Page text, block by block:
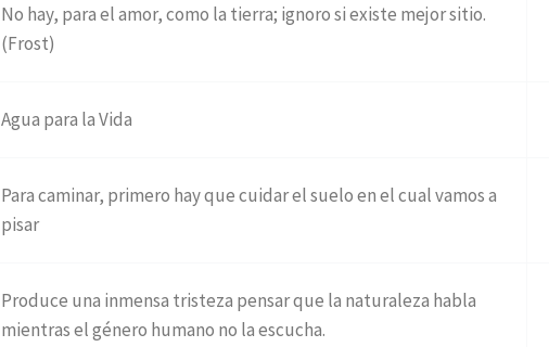
No hay, para el amor, como la tierra; ignoro si existe mejor sitio.
(Frost)
Agua para la Vida
Para caminar, primero hay que cuidar el suelo en el cual vamos a
pisar
Produce una inmensa tristeza pensar que la naturaleza habla
mientras el género humano no la escucha.